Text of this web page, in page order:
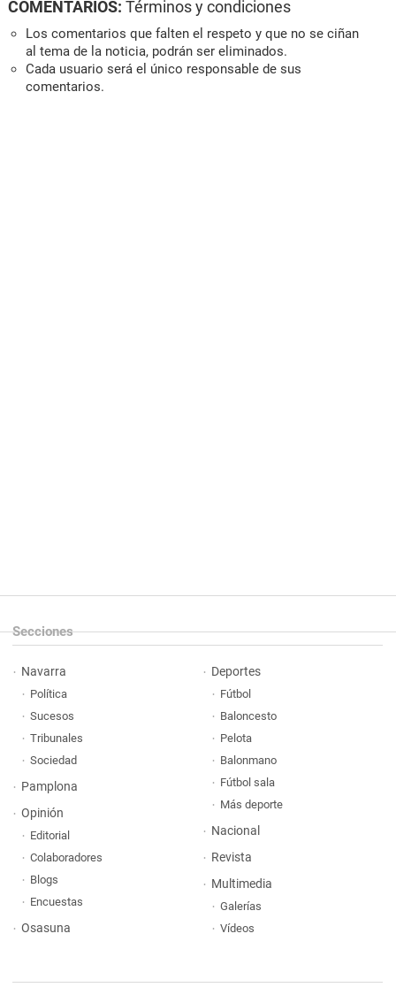
COMENTARIOS: Términos y condiciones
Los comentarios que falten el respeto y que no se ciñan
al tema de la noticia, podrán ser eliminados.
Cada usuario será el único responsable de sus
comentarios.
Secciones
Navarra
Política
Sucesos
Tribunales
Sociedad
Pamplona
Opinión
Editorial
Colaboradores
Blogs
Encuestas
Osasuna
Deportes
Fútbol
Baloncesto
Pelota
Balonmano
Fútbol sala
Más deporte
Nacional
Revista
Multimedia
Galerías
Vídeos